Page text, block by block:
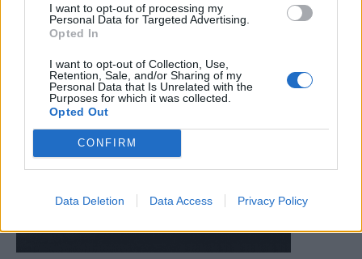
I want to opt-out of processing my
Personal Data for Targeted Advertising.
Opted In
I want to opt-out of Collection, Use,
Retention, Sale, and/or Sharing of my
Personal Data that Is Unrelated with the
Purposes for which it was collected.
Opted Out
CONFIRM
Data Deletion Data Access Privacy Policy